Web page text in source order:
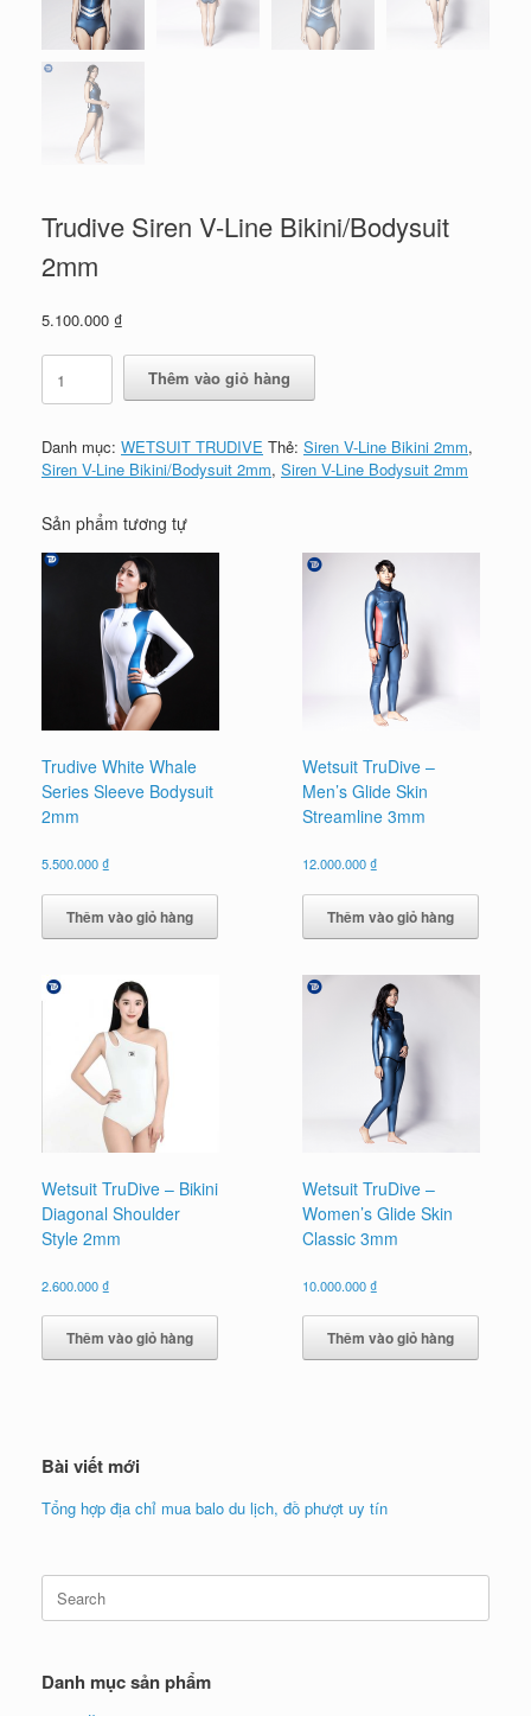
Trudive Siren V-Line Bikini/Bodysuit
2mm
5.100.000 ₫
Trudive
Siren
V-
Bikini/Bodysuit
2mm
lượng
Thêm vào giỏ hàng
Danh mục: WETSUIT TRUDIVE Thẻ: Siren V-Line Bikini 2mm,
Siren V-Line Bikini/Bodysuit 2mm, Siren V-Line Bodysuit 2mm
Sản phẩm tương tự
Trudive White Whale
Series Sleeve Bodysuit
2mm
5.500.000₫
Thêm vào giỏ hàng
Wetsuit TruDive –
Men’s Glide Skin
Streamline 3mm
12.000.000₫
Thêm vào giỏ hàng
Wetsuit TruDive – Bikini
Diagonal Shoulder
Style 2mm
2.600.000₫
Thêm vào giỏ hàng
Wetsuit TruDive –
Women’s Glide Skin
Classic 3mm
10.000.000₫
Thêm vào giỏ hàng
Bài viết mới
Tổng hợp địa chỉ mua balo du lịch, đồ phượt uy tín
Search
for:
Danh mục sản phẩm